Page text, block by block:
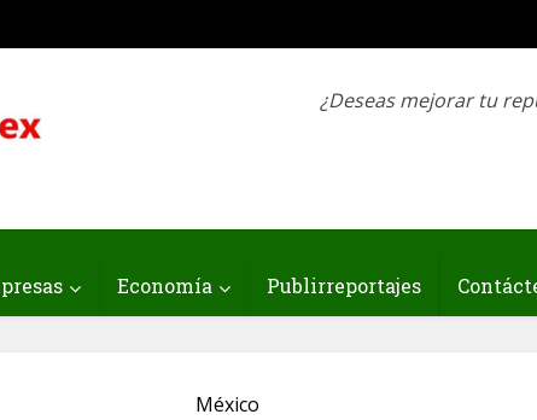
¿Deseas mejorar tu
Economía Publirreportajes
México